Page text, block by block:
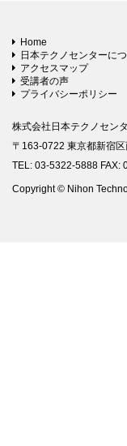
Home
日本テクノセンターに
アクセスマップ
受講者の声
プライバシーポリシー
株式会社日本テクノセン
〒163-0722 東京都新宿
TEL: 03-5322-5888 FAX:
Copyright © Nihon